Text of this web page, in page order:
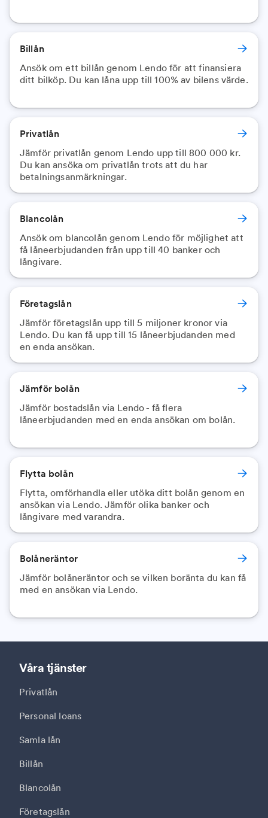
Billån
Ansök om ett billån genom Lendo för att finansiera
ditt bilköp. Du kan låna upp till 100% av bilens värde.
Privatlån
Jämför privatlån genom Lendo upp till 800 000 kr.
Du kan ansöka om privatlån trots att du har
betalningsanmärkningar.
Blancolån
Ansök om blancolån genom Lendo för möjlighet att
få låneerbjudanden från upp till 40 banker och
långivare.
Företagslån
Jämför företagslån upp till 5 miljoner kronor via
Lendo. Du kan få upp till 15 låneerbjudanden med
en enda ansökan.
Jämför bolån
Jämför bostadslån via Lendo - få flera
låneerbjudanden med en enda ansökan om bolån.
Flytta bolån
Flytta, omförhandla eller utöka ditt bolån genom en
ansökan via Lendo. Jämför olika banker och
långivare med varandra.
Bolåneräntor
Jämför bolåneräntor och se vilken boränta du kan få
med en ansökan via Lendo.
Våra tjänster
Privatlån
Personal loans
Samla lån
Billån
Blancolån
Företagslån